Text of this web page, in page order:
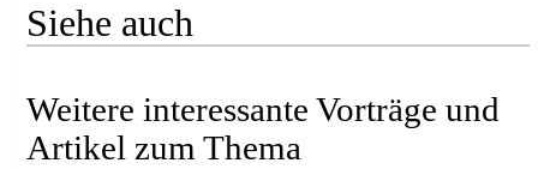
Siehe auch
Weitere interessante Vorträge und
Artikel zum Thema